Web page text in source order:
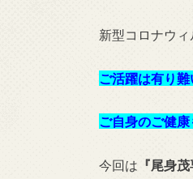
新型コロナウィ
ご活躍は有り
ご自身のご健康
今回は 『尾身